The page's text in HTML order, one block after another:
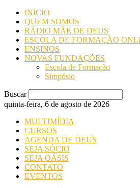
INICIO
QUEM SOMOS
RÁDIO MÃE DE DEUS
ESCOLA DE FORMAÇÃO
ENSINOS
NOVAS FUNDAÇÕES
Escola de Formação
Simpósio
Buscar
quinta-feira, 6 de agosto de 2026
MULTIMÍDIA
CURSOS
AGENDA DE DEUS
SEJA SÓCIO
SEJA OÁSIS
CONTATO
EVENTOS